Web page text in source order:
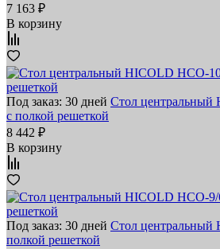
7 163 ₽
В корзину
Под заказ: 30 дней Стол
с полкой решеткой
8 442 ₽
В корзину
Под заказ: 30 дней Стол
полкой решеткой